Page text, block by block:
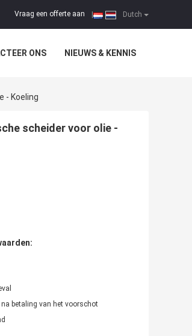
Dutch
Vraag een offerte aan
ONS NIEUWS & KENNIS
- Koeling
scheider voor olie -
na betaling van het voorschot